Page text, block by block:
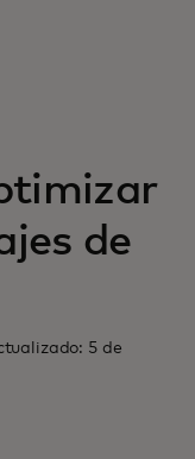
de
5 de